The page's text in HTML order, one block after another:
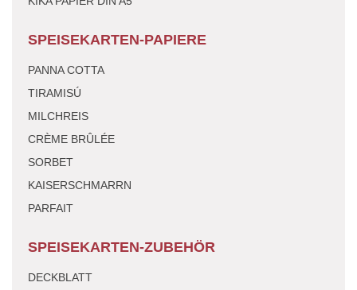
SPEISEKARTEN-PAPIERE
PANNA COTTA
TIRAMISÚ
MILCHREIS
CRÈME BRÛLÉE
SORBET
KAISERSCHMARRN
PARFAIT
SPEISEKARTEN-ZUBEHÖR
DECKBLATT